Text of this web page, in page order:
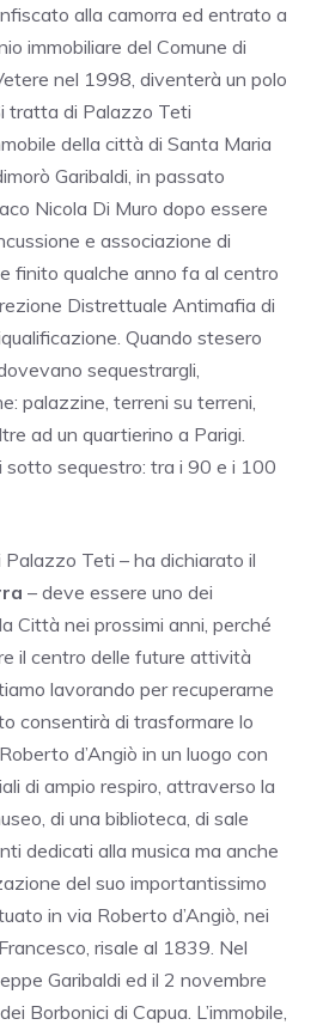
alla camorra ed entrato a
immobiliare del Comune di
nel 1998, diventerà un polo
tratta di Palazzo Teti
della città di Santa Maria
Garibaldi, in passato
Nicola Di Muro dopo essere
e associazione di
finito qualche anno fa al centro
Distrettuale Antimafia di
Quando stesero
sequestrargli,
palazzine, terreni su terreni,
ad un quartierino a Parigi.
sotto sequestro: tra i 90 e i 100
Palazzo Teti – ha dichiarato il
– deve essere uno dei
Città nei prossimi anni, perché
il centro delle future attività
lavorando per recuperarne
consentirà di trasformare lo
d’Angiò in un luogo con
di ampio respiro, attraverso la
di una biblioteca, di sale
dedicati alla musica ma anche
del suo importantissimo
in via Roberto d’Angiò, nei
risale al 1839. Nel
Garibaldi ed il 2 novembre
Borbonici di Capua. L’immobile,